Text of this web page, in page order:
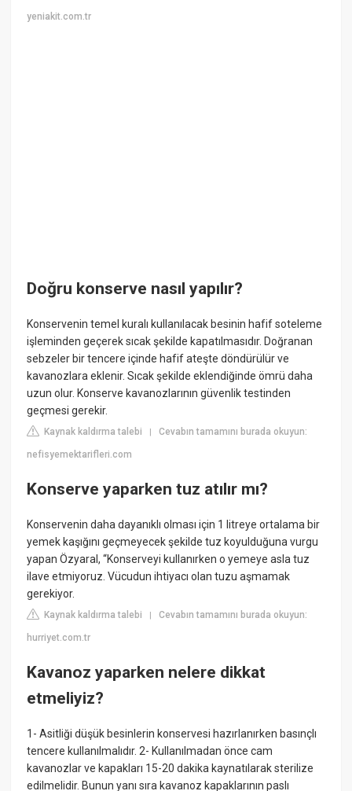
yeniakit.com.tr
Doğru konserve nasıl yapılır?
Konservenin temel kuralı kullanılacak besinin hafif soteleme
işleminden geçerek sıcak şekilde kapatılmasıdır. Doğranan
sebzeler bir tencere içinde hafif ateşte döndürülür ve
kavanozlara eklenir. Sıcak şekilde eklendiğinde ömrü daha
uzun olur. Konserve kavanozlarının güvenlik testinden
geçmesi gerekir.
Kaynak kaldırma talebi |Cevabın tamamını burada okuyun:
nefisyemektarifleri.com
Konserve yaparken tuz atılır mı?
Konservenin daha dayanıklı olması için 1 litreye ortalama bir
yemek kaşığını geçmeyecek şekilde tuz koyulduğuna vurgu
yapan Özyaral, “Konserveyi kullanırken o yemeye asla tuz
ilave etmiyoruz. Vücudun ihtiyacı olan tuzu aşmamak
gerekiyor.
Kaynak kaldırma talebi |Cevabın tamamını burada okuyun:
hurriyet.com.tr
Kavanoz yaparken nelere dikkat
etmeliyiz?
1- Asitliği düşük besinlerin konservesi hazırlanırken basınçlı
tencere kullanılmalıdır. 2- Kullanılmadan önce cam
kavanozlar ve kapakları 15-20 dakika kaynatılarak sterilize
edilmelidir. Bunun yanı sıra kavanoz kapaklarının paslı